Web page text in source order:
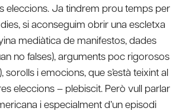
eleccions. Ja tindrem prou temps per
si aconseguim obrir una escletxa
mediàtica de manifestos, dades
no falses), arguments poc rigorosos
sorolls i emocions, que s’està teixint al
eleccions – plebiscit. Però vull parlar
i especialment d’un episodi